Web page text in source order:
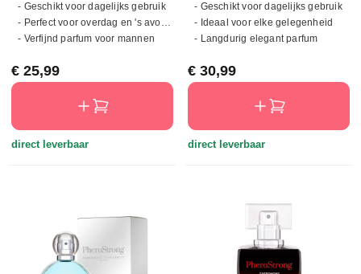
- Geschikt voor dagelijks gebruik
- Perfect voor overdag en 's avonds
- Verfijnd parfum voor mannen
Normale prijs:
€ 25,99
direct leverbaar
- Geschikt voor dagelijks gebruik
- Ideaal voor elke gelegenheid
- Langdurig elegant parfum
Normale prijs:
€ 30,99
direct leverbaar